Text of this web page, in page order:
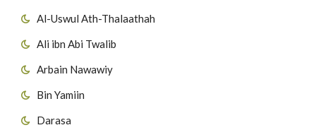
Al-Uswul Ath-Thalaathah
Ali ibn Abi Twalib
Arbain Nawawiy
Bin Yamiin
Darasa